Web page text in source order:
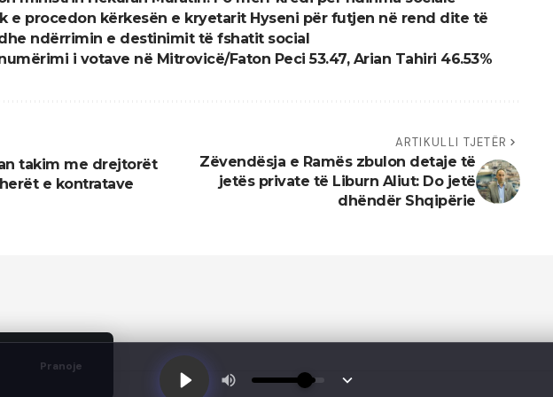
Pranoje
e procedon kërkesën e kryetarit Hyseni për futjen në rend dite të
ndërrimin e destinimit të fshatit social
i votave në Mitrovicë/Faton Peci 53.47, Arian Tahiri 46.53%
takim me drejtorët
e kontratave
ARTIKULLI TJETËR
Zëvendësja e Ramës zbulon detaje të
jetës private të Liburn Aliut: Do jetë
dhëndër Shqipërie